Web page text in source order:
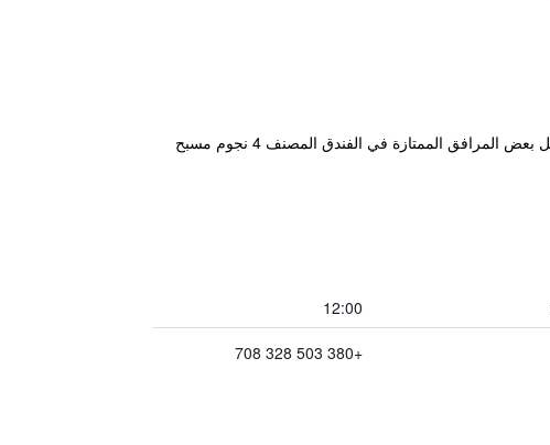
يوفر Ligena Hotel المريح والذي يقع في مدينة بوريسبيل خدمة واي فاي مجاناً بالإضافة إلى سونا وجاكوزي. تشمل بعض المرافق الممتازة في الفندق المصنف 4 نجوم مسبح
12:00
+380 503 328 708